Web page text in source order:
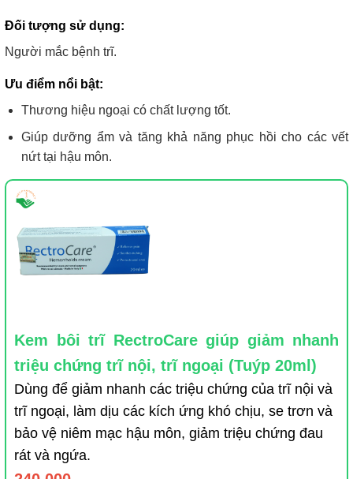
Đối tượng sử dụng:
Người mắc bệnh trĩ.
Ưu điểm nổi bật:
Thương hiệu ngoại có chất lượng tốt.
Giúp dưỡng ẩm và tăng khả năng phục hồi cho các vết
nứt tại hậu môn.
Kem bôi trĩ RectroCare giúp giảm nhanh
triệu chứng trĩ nội, trĩ ngoại (Tuýp 20ml)
Dùng để giảm nhanh các triệu chứng của trĩ nội và
trĩ ngoại, làm dịu các kích ứng khó chịu, se trơn và
bảo vệ niêm mạc hậu môn, giảm triệu chứng đau
rát và ngứa.